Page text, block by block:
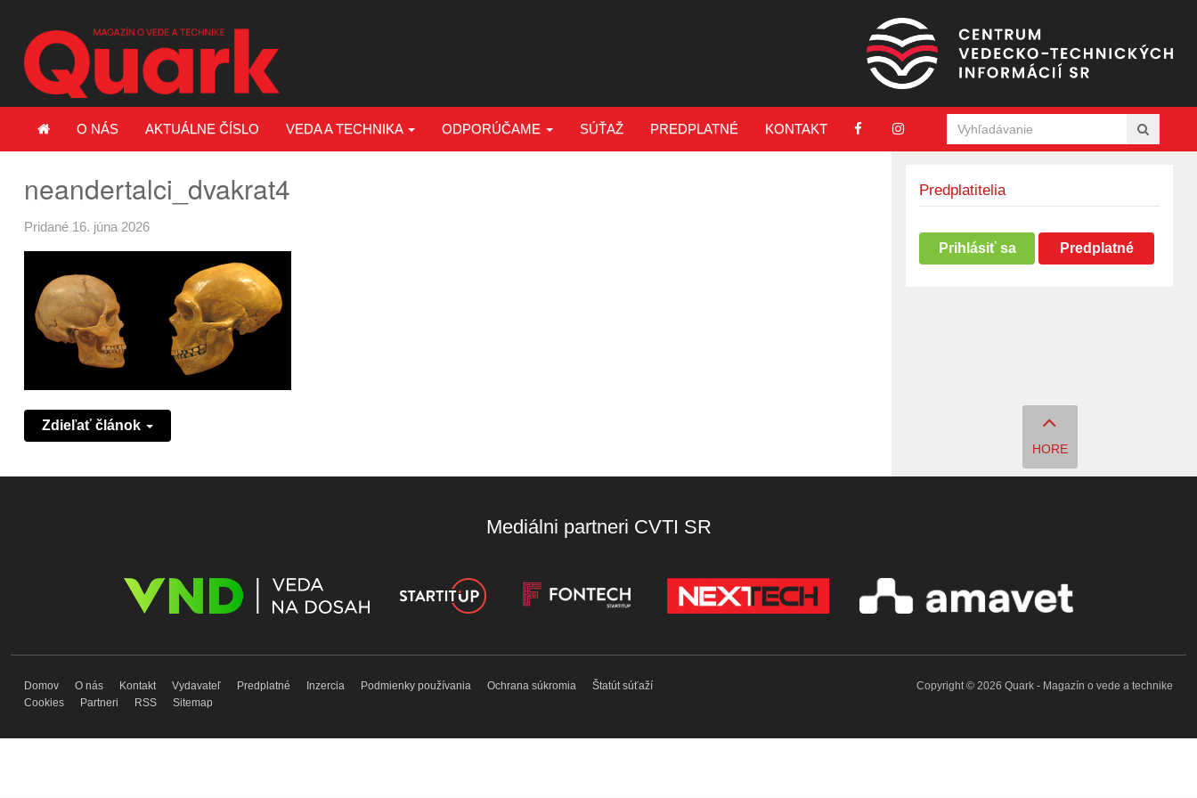
O NÁS AKTUÁLNE ČÍSLO VEDA A TECHNIKA ODPORÚČAME SÚŤAŽ PREDPLATNÉ KONTAKT
neandertalci_dvakrat4
Pridané 16. júna 2026
Zdieľať článok
Predplatitelia
Prihlásiť sa Predplatné
HORE
Mediálni partneri CVTI SR
Domov O nás Kontakt Vydavateľ Predplatné Inzercia Podmienky používania Ochrana súkromia
Štatút súťaží
Cookies
Partneri RSS Sitemap
Copyright © 2026 Quark - Magazín o vede a technike